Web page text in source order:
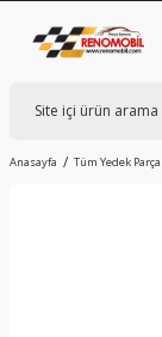
Anasayfa Tüm Yedek